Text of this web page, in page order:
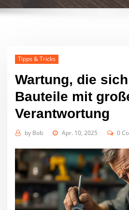
Tipps & Tricks
Wartung, die
Bauteile mit
Verantwortung
by Bob Apr. 10, 2025 0